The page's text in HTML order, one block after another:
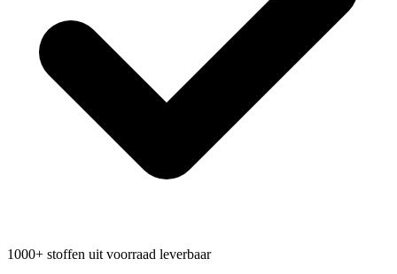
1000+ stoffen uit voorraad leverbaar